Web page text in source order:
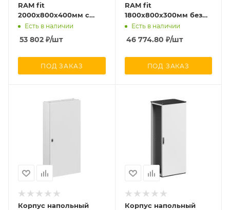
RAM fit
2000х800х400мм с
боков. вырезами DKC
R6NFW208040F
Есть в наличии
53 802 ₽/шт
ПОД ЗАКАЗ
RAM fit
1800х800х300мм без
боков. вырезов DKC
R6NFW188030
Есть в наличии
46 774.80 ₽/шт
ПОД ЗАКАЗ
Корпус напольный
Корпус напольный